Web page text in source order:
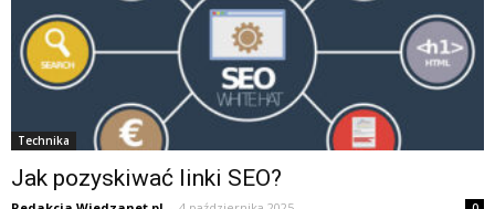
Technika
Jak pozyskiwać linki SEO?